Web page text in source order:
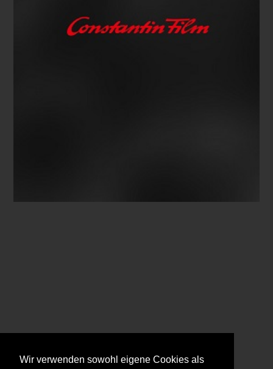
Wir verwenden sowohl eigene Cookies als